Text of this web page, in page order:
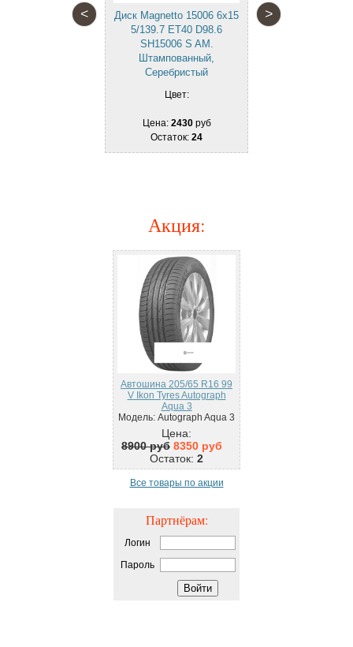
Диск Magnetto 15006 6x15
5/139.7 ET40 D98.6
SH15006 S AM.
Штампованный,
Серебристый
Цвет:
Цена: 2430руб
Остаток: 24
< >
Акция:
Автошина 205/65 R16 99
V Ikon Tyres Autograph
Aqua 3
Модель: Autograph Aqua 3
Цена:
8900 руб 8350 руб
Остаток: 2
Все товары по акции
Партнёрам:
Логин
Пароль
Войти